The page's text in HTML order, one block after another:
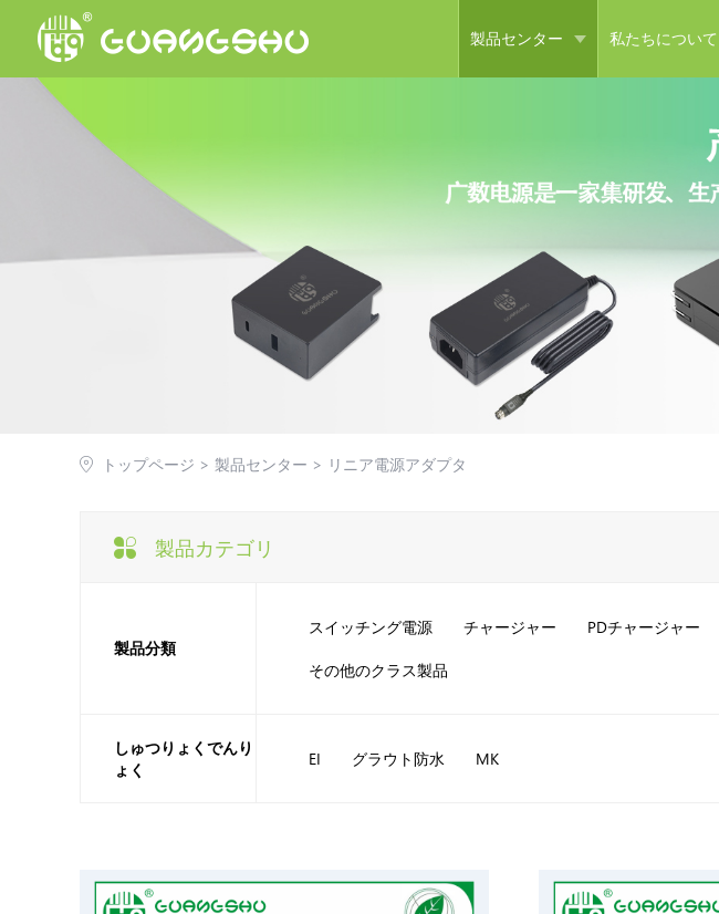
製品センター
医療用スイッチング電源
リニア電源アダプタ
へんあつき
私たちについて
企業文化
企業の名誉
施設設備
トップページ > 製品センター > リニア電源アダプタ
製品カテゴリ
製品分類
スイッチング電源 チャージャー PDチャージャー
その他のクラス製品
しゅつりょくでんり
ょく
EI グラウト防水 MK